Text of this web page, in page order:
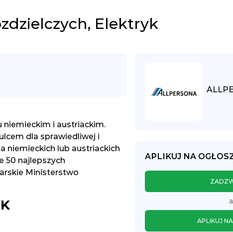
Elektryk
niemieckim i austriackim.
dla sprawiedliwej i
niemieckich lub austriackich
50 najlepszych
Ministerstwo
APLIKUJ NA
APLIKUJ